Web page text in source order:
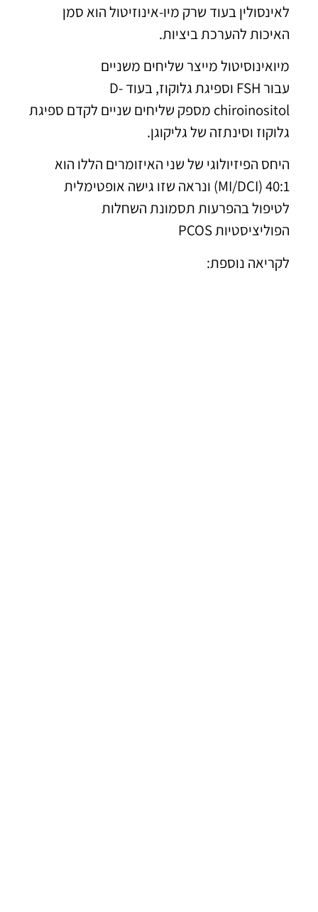
לאינסולין בעוד שרק מיו-אינוזיטול הוא סמן
האיכות להערכת ביציות.
מיואינוסיטול מייצר שליחים משניים
עבור FSH וספיגת גלוקוז, בעוד D-
chiroinositol מספק שליחים שניים לקדם ספיגת
גלוקוז וסינתזה של גליקוגן.
היחס הפיזיולוגי של שני האיזומרים הללו הוא
40:1 (MI/DCI) ונראה שזו גישה אופטימלית
לטיפול בהפרעות תסמונת השחלות
הפוליציסטיות PCOS
לקריאה נוספת: